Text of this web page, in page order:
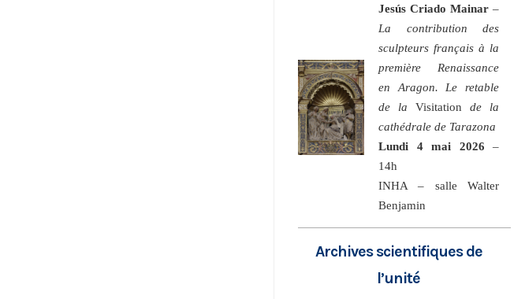
Jesús Criado Mainar –
La contribution des
sculpteurs français à la
première Renaissance
en Aragon. Le retable
de la Visitationde la
cathédrale de Tarazona
Lundi 4 mai 2026 –
14h
INHA – salle Walter
Benjamin
Archives scientifiques de
l’unité